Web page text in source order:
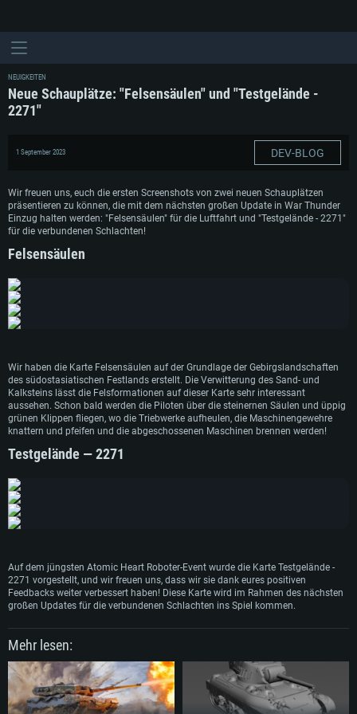
SYSTEMANFORDERUNGEN
Betriebssystem: Windows 10 (64bit)
Prozessor: Dual-Core 2.2 GHz
Arbeitsspeicher: 4GB
DirectX 11 fähige Grafikkarte: AMD Radeon 77XX / NVIDIA GeForce GTX
660; die geringste Auflösung für das Spiel beträgt 720p
Netzwerk: Breitband-Internetverbindung
Festplatte: 21,5 GB (minimaler Client)
Betriebssystem: Mac OS Big Sur 11.0 oder neuer
Prozessor: Intel Core i5, 2.2 GHz (Intel Xeon Prozessoren werden nicht
unterstützt)
Grafikkarte: Intel Iris Pro 5200 oder analoge AMD / Nvidia für Mac. Die
Netzwerk: Breitband-Internetverbindung
Festplatte: 21,5 GB (minimaler Client)
Betriebssystem: neueste 64bit Linux Systeme
Prozessor: Dual-Core 2.4 GHz
Arbeitsspeicher: 4 GB
Grafikkarte: NVIDIA 660 mit den neuesten Treibern (nicht älter als 6
Monate) / vergleichbare AMD mit den neuesten Treibern (nicht älter als 6
Support
Netzwerk: Breitband-Internetverbindung
Festplatte: 21,5 GB (minimaler Client)
NEUIGKEITEN
Neue Schauplätze: "Felsensäulen" und "Testgelände -
2271"
1 September 2023 DEV-BLOG
Wir freuen uns, euch die ersten Screenshots von zwei neuen Schauplätzen
präsentieren zu können, die mit dem nächsten großen Update in War Thunder
Einzug halten werden: "Felsensäulen" für die Luftfahrt und "Testgelände - 2271"
für die verbundenen Schlachten!
Felsensäulen
Wir haben die Karte Felsensäulen auf der Grundlage der Gebirgslandschaften
des südostasiatischen Festlands erstellt. Die Verwitterung des Sand- und
Kalksteins lässt die Felsformationen auf dieser Karte sehr interessant
aussehen. Schon bald werden die Piloten über die steinernen Säulen und üppig
grünen Klippen fliegen, wo die Triebwerke aufheulen, die Maschinengewehre
knattern und pfeifen und die abgeschossenen Maschinen brennen werden!
Testgelände — 2271
Auf dem jüngsten Atomic Heart Roboter-Event wurde die Karte Testgelände -
2271 vorgestellt, und wir freuen uns, dass wir sie dank eures positiven
Feedbacks weiter verbessert haben! Diese Karte wird im Rahmen des nächsten
großen Updates für die verbundenen Schlachten ins Spiel kommen.
Mehr lesen: